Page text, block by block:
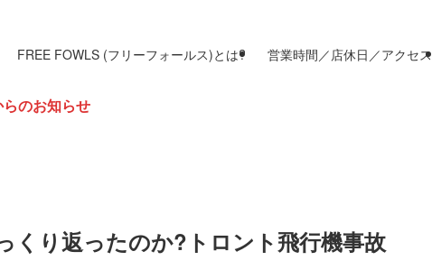
FREE FOWLS (フリーフォールス)とは? 営業時間／店休日／アクセス
くり返ったのか?トロント飛行機事故